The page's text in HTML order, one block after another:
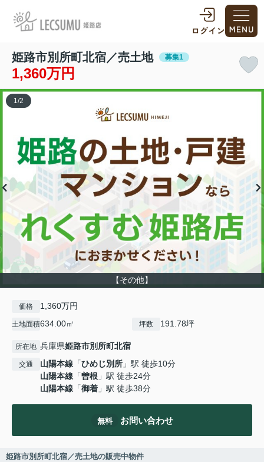
姫路市別所町北宿／売土地 募集1
1,360万円
【その他】
1 /2
価格 1,360万円
土地面積634.00㎡ 坪数 191.78坪
所在地 兵庫県姫路市別所町北宿
交通 山陽本線 「ひめじ別所 」駅 徒歩10分
山陽本線 「曽根 」駅 徒歩24分
山陽本線 「御着 」駅 徒歩38分
無料 お問い合わせ
姫路市別所町北宿／売土地の販売中物件